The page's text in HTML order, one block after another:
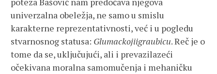
univerzalna obeležja, ne samo u smislu
karakterne reprezentativnosti, već i u pogledu
stvarnosnog statusa: Glumackojiigraubicu. Reč je o
tome da se, uključujući, ali i prevazilazeći
očekivana moralna samomučenja i mehaničku